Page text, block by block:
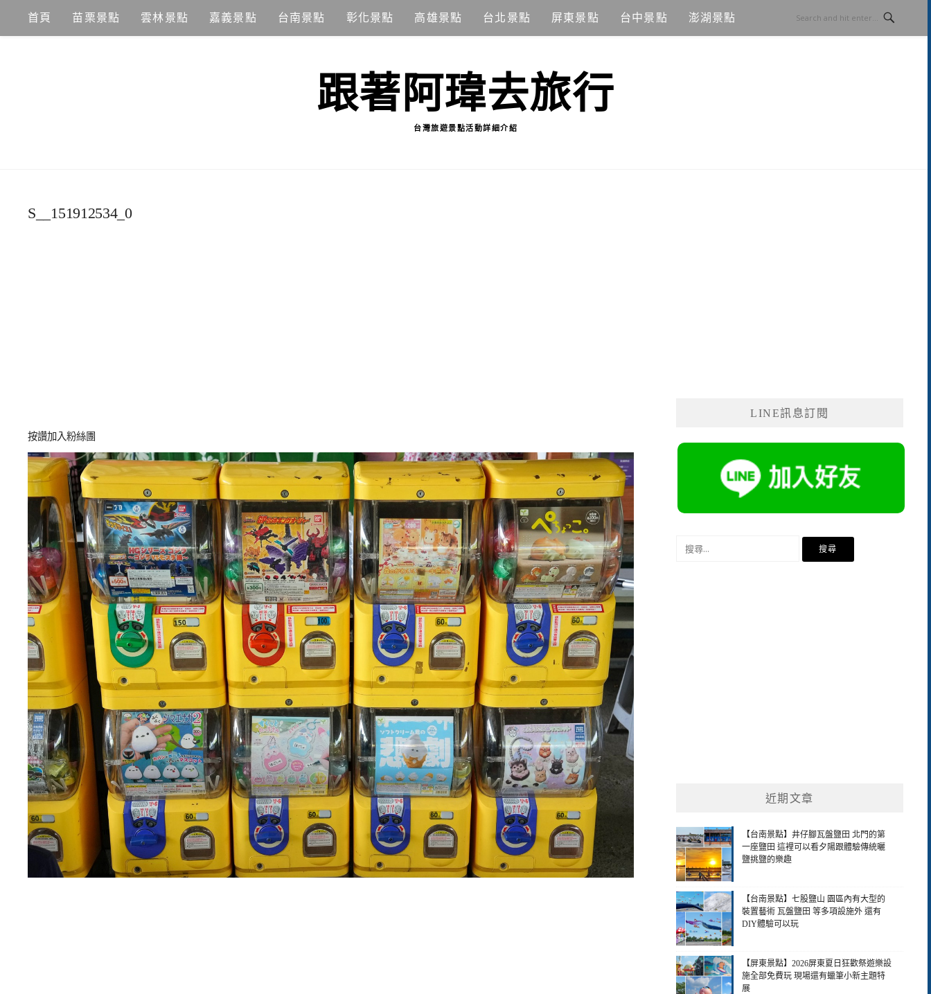
content
首頁 苗栗景點 雲林景點 嘉義景點 台南景點 彰化景點 高雄景點 台北景點 屏東景點 台中景點 澎湖景點
跟著阿瑋去旅行
台灣旅遊景點活動詳細介紹
S__151912534_0
按讚加入粉絲團
LINE訊息訂閱
近期文章
【台南景點】井仔腳瓦盤鹽田 北門的第
一座鹽田 這裡可以看夕陽跟體驗傳統曬
鹽挑鹽的樂趣
【台南景點】七股鹽山 園區內有大型的
裝置藝術 瓦盤鹽田 等多項設施外 還有
DIY體驗可以玩
【屏東景點】2026屏東夏日狂歡祭遊樂設
施全部免費玩 現場還有蠟筆小新主題特
展